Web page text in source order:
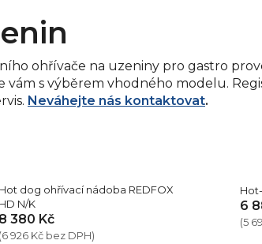
ohřívače na uzeniny pro gastro
vám s výběrem vhodného modelu.
Neváhejte nás kontaktovat.
Hot dog ohřívací nádoba REDFOX
HD N/K
8 380 Kč
(6 926 Kč bez DPH)
6
(5